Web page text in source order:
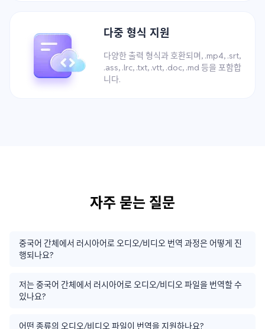
다중 형식 지원
다양한 출력 형식과 호환되며, .mp4, .srt,
.ass, .lrc, .txt, .vtt, .doc, .md 등을 포함합
니다.
자주 묻는 질문
중국어 간체에서 러시아어로 오디오/비디오 번역 과정은 어떻게 진
행되나요?
저는 중국어 간체에서 러시아어로 오디오/비디오 파일을 번역할 수
있나요?
어떤 종류의 오디오/비디오 파일이 번역을 지원하나요?